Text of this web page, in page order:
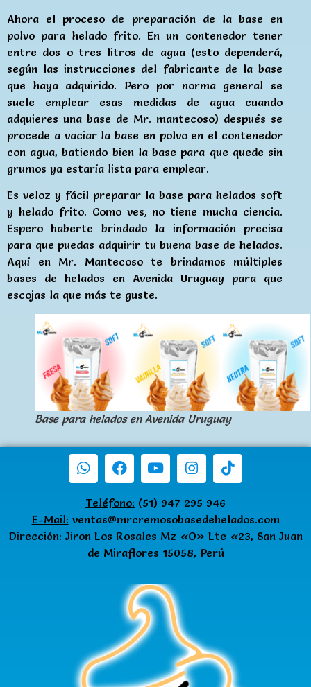
Ahora el proceso de preparación de la base en
polvo para helado frito. En un contenedor tener
entre dos o tres litros de agua (esto dependerá,
según las instrucciones del fabricante de la base
que haya adquirido. Pero por norma general se
suele emplear esas medidas de agua cuando
adquieres una base de Mr. mantecoso) después se
procede a vaciar la base en polvo en el contenedor
con agua, batiendo bien la base para que quede sin
grumos ya estaría lista para emplear.
Es veloz y fácil preparar la base para helados soft
y helado frito. Como ves, no tiene mucha ciencia.
Espero haberte brindado la información precisa
para que puedas adquirir tu buena base de helados.
Aquí en Mr. Mantecoso te brindamos múltiples
bases de helados en Avenida Uruguay para que
escojas la que más te guste.
Base para helados en Avenida Uruguay
Teléfono: (51) 947 295 946
E-Mail: ventas@mrcremosobasedehelados.com
Dirección: Jiron Los Rosales Mz «O» Lte «23, San Juan
de Miraflores 15058, Perú